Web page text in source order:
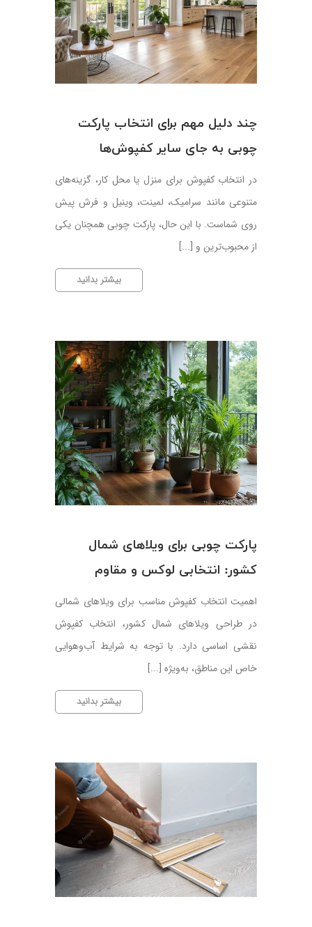
باید
در
نظر
چند دلیل مهم برای انتخاب پارکت
چوبی به جای سایر کفپوش‌ها
در انتخاب کفپوش برای منزل یا محل کار، گزینه‌های
متنوعی مانند سرامیک، لمینت، وینیل و فرش پیش
روی شماست. با این حال، پارکت چوبی همچنان یکی
از محبوب‌ترین و [...]
بیشتر بدانید
برای
انتخاب
پارکت
چوبی
به
جای
سایر
کفپوش‌ها
پارکت چوبی برای ویلاهای شمال
کشور: انتخابی لوکس و مقاوم
اهمیت انتخاب کفپوش مناسب برای ویلاهای شمالی
در طراحی ویلاهای شمال کشور، انتخاب کفپوش
نقشی اساسی دارد. با توجه به شرایط آب‌وهوایی
خاص این مناطق، به‌ویژه [...]
بیشتر بدانید
ویلاهای
شمال
کشور:
انتخابی
لوکس
مقاوم